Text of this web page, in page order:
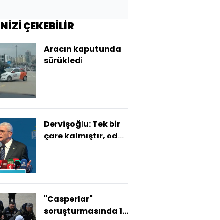
ÇEKEBİLİR
Aracın kaputunda
sürükledi
Dervişoğlu: Tek bir
çare kalmıştır, oda
"Casperlar"
soruşturmasında 17